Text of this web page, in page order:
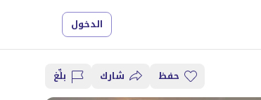
الدخول
حفظ شارك بلِّغ